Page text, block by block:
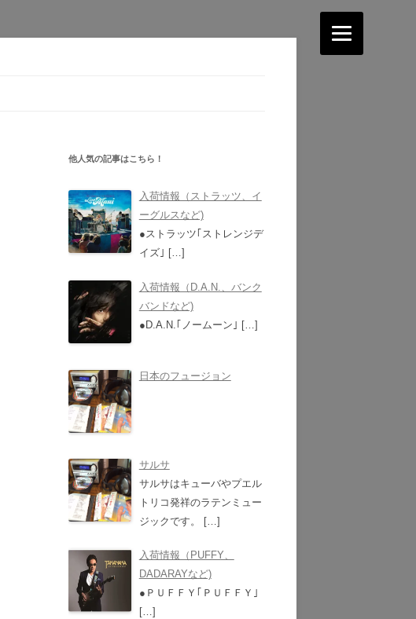
他人気の記事はこちら！
入荷情報（ストラッツ、イ
ーグルスなど)
●ストラッツ｢ストレンジデ
イズ｣ […]
入荷情報（D.A.N.、バンク
バンドなど)
●D.A.N.｢ノームーン｣ […]
日本のフュージョン
サルサ
サルサはキューバやプエル
トリコ発祥のラテンミュー
ジックです。
[…]
入荷情報（PUFFY、
DADARAYなど)
●ＰＵＦＦＹ｢ＰＵＦＦＹ｣
[…]